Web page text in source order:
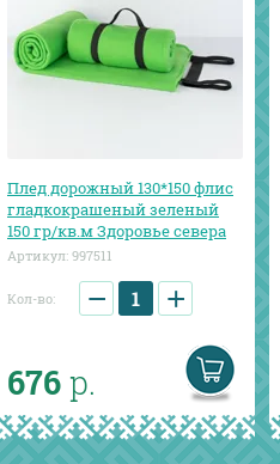
Плед дорожный 130*150 флис
гладкокрашеный зеленый
150 гр/кв.м Здоровье севера
Артикул: 997511
Кол-во: − +
676 р.